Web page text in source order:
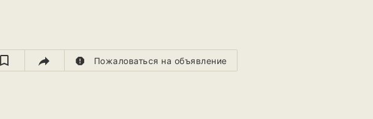
report Пожаловаться на объявление